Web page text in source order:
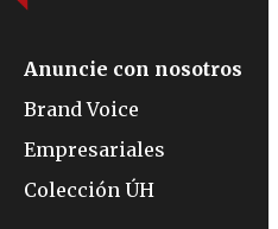
Anuncie con nosotros
Brand Voice
Empresariales
Colección ÚH